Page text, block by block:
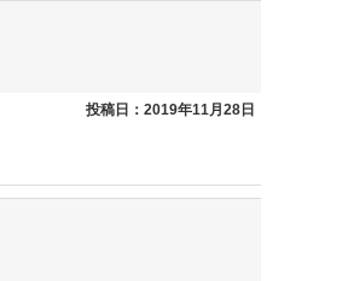
投稿日：2019年11月28日